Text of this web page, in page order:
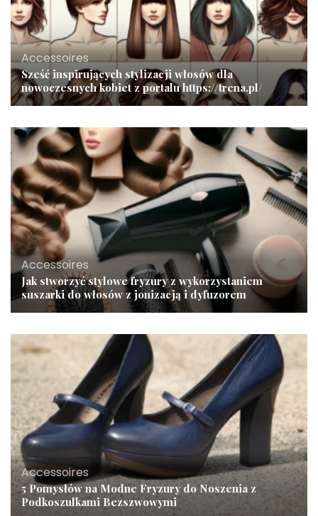
Accessoires
Sześć inspirujących stylizacji włosów dla
nowoczesnych kobiet z portalu https://trena.pl/
Accessoires
Jak stworzyć stylowe fryzury z wykorzystaniem
suszarki do włosów z jonizacją i dyfuzorem
Accessoires
5 Pomysłów na Modne Fryzury do Noszenia z
Podkoszulkami Bezszwowymi